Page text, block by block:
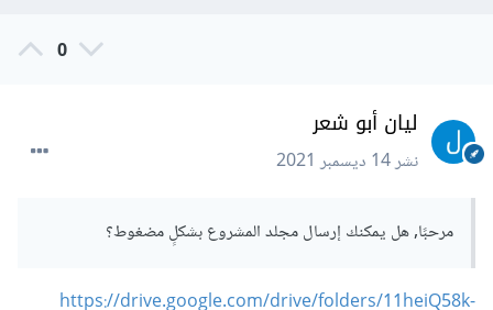
type="text/css"
0
ليان أبو شعر
نشر14 ديسمبر 2021
مرحبًا, هل يمكنك إرسال مجلد المشروع بشكلٍ مضغوط؟
https://drive.google.com/drive/folders/11heiQ58k-